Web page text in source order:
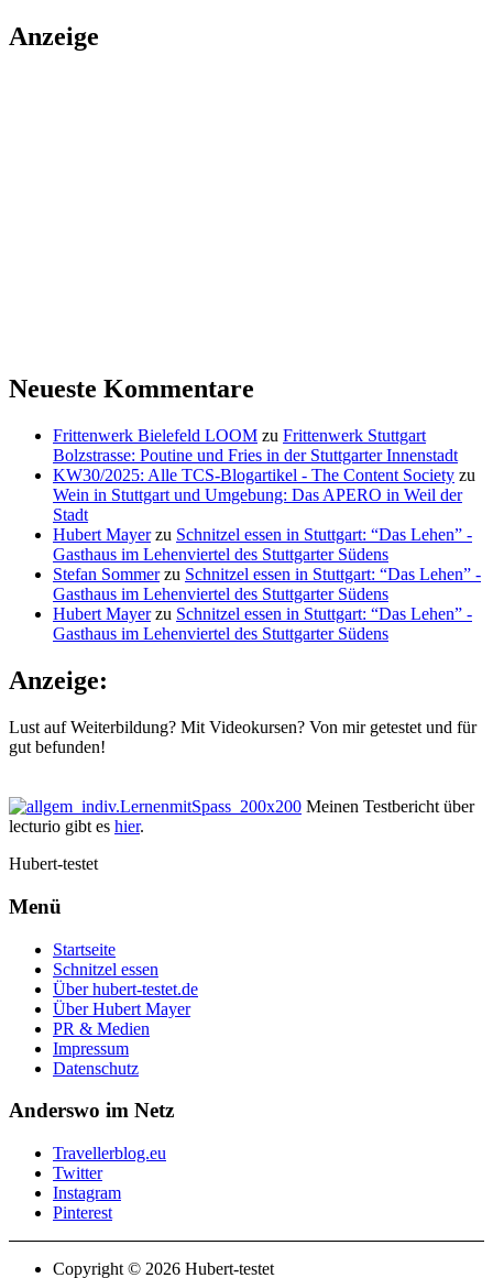
Anzeige
Neueste Kommentare
Frittenwerk Bielefeld LOOM zu Frittenwerk Stuttgart
Bolzstrasse: Poutine und Fries in der Stuttgarter Innenstadt
KW30/2025: Alle TCS-Blogartikel - The Content Society zu
Wein in Stuttgart und Umgebung: Das APERO in Weil der
Stadt
Hubert Mayerzu Schnitzel essen in Stuttgart: “Das Lehen” -
Gasthaus im Lehenviertel des Stuttgarter Südens
Stefan Sommerzu Schnitzel essen in Stuttgart: “Das Lehen” -
Gasthaus im Lehenviertel des Stuttgarter Südens
Hubert Mayerzu Schnitzel essen in Stuttgart: “Das Lehen” -
Gasthaus im Lehenviertel des Stuttgarter Südens
Anzeige:
Lust auf Weiterbildung? Mit Videokursen? Von mir getestet und für
gut befunden!
Meinen Testbericht über
lecturio gibt es hier.
Hubert-testet
Menü
Startseite
Schnitzel essen
Über hubert-testet.de
Über Hubert Mayer
PR & Medien
Impressum
Datenschutz
Anderswo im Netz
Travellerblog.eu
Twitter
Instagram
Pinterest
Copyright © 2026 Hubert-testet